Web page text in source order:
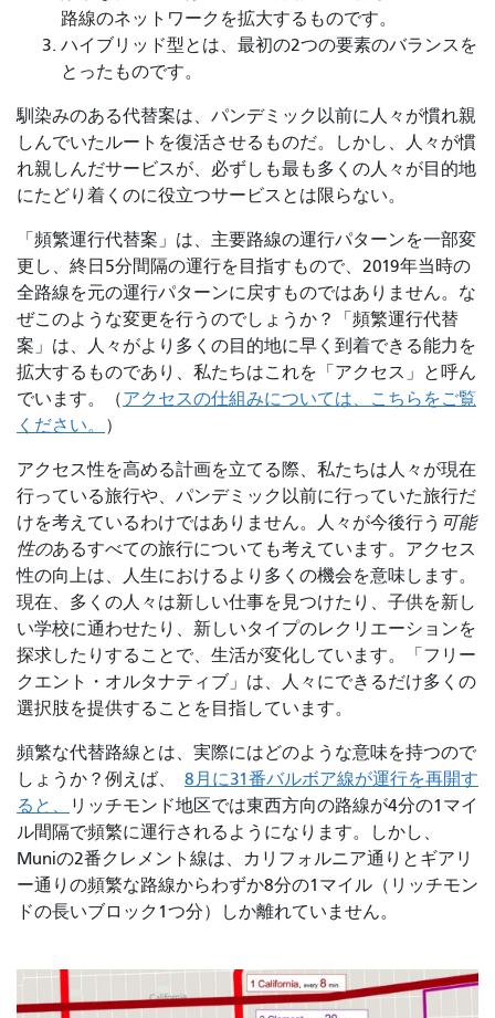
路線のネットワークを拡大するものです。
ハイブリッド型とは、最初の2つの要素のバランスを
とったものです。
馴染みのある代替案は、パンデミック以前に人々が慣れ親
しんでいたルートを復活させるものだ。しかし、人々が慣
れ親しんだサービスが、必ずしも最も多くの人々が目的地
にたどり着くのに役立つサービスとは限らない。
「頻繁運行代替案」は、主要路線の運行パターンを一部変
更し、終日5分間隔の運行を目指すもので、2019年当時の
全路線を元の運行パターンに戻すものではありません。な
ぜこのような変更を行うのでしょうか？「頻繁運行代替
案」は、人々がより多くの目的地に早く到着できる能力を
拡大するものであり、私たちはこれを「アクセス」と呼ん
でいます。（アクセスの仕組みについては、こちらをご覧
ください。
）
アクセス性を高める計画を​​立てる際、私たちは人々が現在
行っている旅行や、パンデミック以前に行っていた旅行だ
けを考えているわけではありません。人々が今後行う 可能
性のあるすべての旅行についても考えています。アクセス
性の向上は、人生におけるより多くの機会を意味します。
現在、多くの人々は新しい仕事を見つけたり、子供を新し
い学校に通わせたり、新しいタイプのレクリエーションを
探求したりすることで、生活が変化しています。「フリー
クエント・オルタナティブ」は、人々にできるだけ多くの
選択肢を提供することを目指しています。
頻繁な代替路線とは、実際にはどのような意味を持つので
しょうか？例えば、 8月に31番バルボア線が運行を再開す
ると、
リッチモンド地区では東西方向の路線が4分の1マイ
ル間隔で頻繁に運行されるようになります。しかし、
Muniの2番クレメント線は、カリフォルニア通りとギアリ
ー通りの頻繁な路線からわずか8分の1マイル（リッチモン
ドの長いブロック1つ分）しか離れていません。